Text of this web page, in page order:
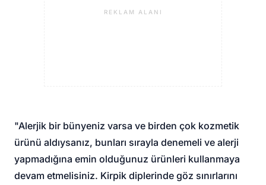
REKLAM ALANI
"Alerjik bir bünyeniz varsa ve birden çok kozmetik
ürünü aldıysanız, bunları sırayla denemeli ve alerji
yapmadığına emin olduğunuz ürünleri kullanmaya
devam etmelisiniz. Kirpik diplerinde göz sınırlarını